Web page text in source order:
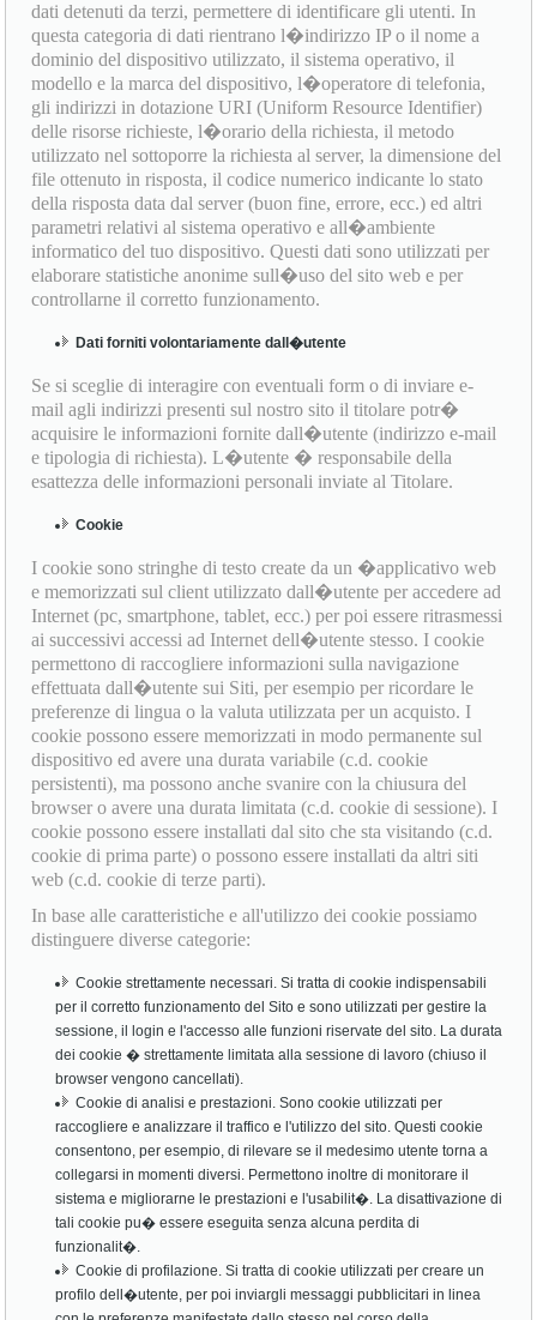
dati detenuti da terzi, permettere di identificare gli utenti. In
questa categoria di dati rientrano l�indirizzo IP o il nome a
dominio del dispositivo utilizzato, il sistema operativo, il
modello e la marca del dispositivo, l�operatore di telefonia,
gli indirizzi in dotazione URI (Uniform Resource Identifier)
delle risorse richieste, l�orario della richiesta, il metodo
utilizzato nel sottoporre la richiesta al server, la dimensione del
file ottenuto in risposta, il codice numerico indicante lo stato
della risposta data dal server (buon fine, errore, ecc.) ed altri
parametri relativi al sistema operativo e all�ambiente
informatico del tuo dispositivo. Questi dati sono utilizzati per
elaborare statistiche anonime sull�uso del sito web e per
controllarne il corretto funzionamento.
Dati forniti volontariamente dall�utente
Se si sceglie di interagire con eventuali form o di inviare e-
mail agli indirizzi presenti sul nostro sito il titolare potr�
acquisire le informazioni fornite dall�utente (indirizzo e-mail
e tipologia di richiesta). L�utente � responsabile della
esattezza delle informazioni personali inviate al Titolare.
Cookie
I cookie sono stringhe di testo create da un �applicativo web
e memorizzati sul client utilizzato dall�utente per accedere ad
Internet (pc, smartphone, tablet, ecc.) per poi essere ritrasmessi
ai successivi accessi ad Internet dell�utente stesso. I cookie
permettono di raccogliere informazioni sulla navigazione
effettuata dall�utente sui Siti, per esempio per ricordare le
preferenze di lingua o la valuta utilizzata per un acquisto. I
cookie possono essere memorizzati in modo permanente sul
dispositivo ed avere una durata variabile (c.d. cookie
persistenti), ma possono anche svanire con la chiusura del
browser o avere una durata limitata (c.d. cookie di sessione). I
cookie possono essere installati dal sito che sta visitando (c.d.
cookie di prima parte) o possono essere installati da altri siti
web (c.d. cookie di terze parti).
In base alle caratteristiche e all'utilizzo dei cookie possiamo
distinguere diverse categorie:
Cookie strettamente necessari. Si tratta di cookie indispensabili
per il corretto funzionamento del Sito e sono utilizzati per gestire la
sessione, il login e l'accesso alle funzioni riservate del sito. La durata
dei cookie � strettamente limitata alla sessione di lavoro (chiuso il
browser vengono cancellati).
Cookie di analisi e prestazioni. Sono cookie utilizzati per
raccogliere e analizzare il traffico e l'utilizzo del sito. Questi cookie
consentono, per esempio, di rilevare se il medesimo utente torna a
collegarsi in momenti diversi. Permettono inoltre di monitorare il
sistema e migliorarne le prestazioni e l'usabilit�. La disattivazione di
tali cookie pu� essere eseguita senza alcuna perdita di
funzionalit�.
Cookie di profilazione. Si tratta di cookie utilizzati per creare un
profilo dell�utente, per poi inviargli messaggi pubblicitari in linea